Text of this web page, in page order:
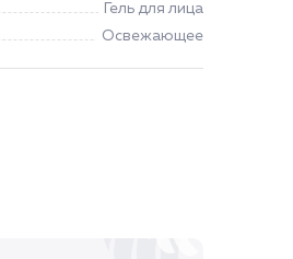
Гель для лица
Освежающее